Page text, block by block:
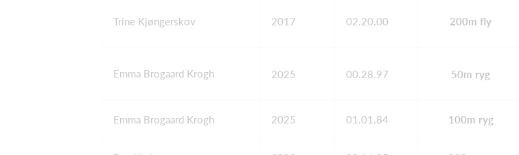
Trine Kjøngerskov 2017 02.20.00 200m fly
Emma Brogaard Krogh 2025 00.28.97 50m ryg
Emma Brogaard Krogh 2025 01.01.84 100m ryg